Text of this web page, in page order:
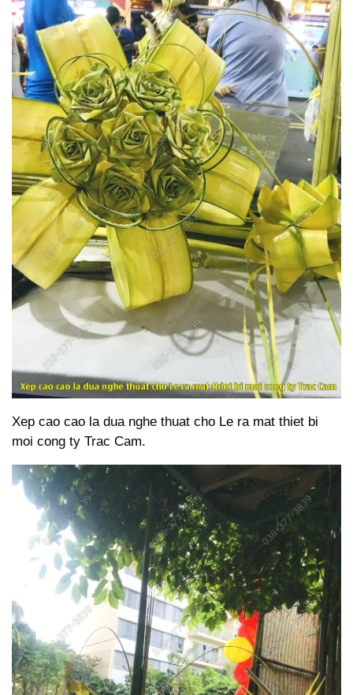
Xep cao cao la dua nghe thuat cho Le ra mat thiet bi
moi cong ty Trac Cam.